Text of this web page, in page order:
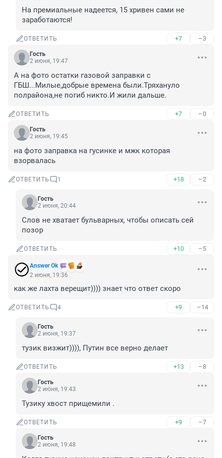
На премиальные надеется, 15 хривен сами не
заработаются!
ОТВЕТИТЬ +7 –3
Гость
2 июня, 19:47
А на фото остатки газовой заправки с
ГБШ...Милые,добрые времена были.Тряхануло
полрайона,не погиб никто.И жили дальше.
ОТВЕТИТЬ +7 –0
Гость
2 июня, 19:45
на фото заправка на гусинке и мжк которая
взорвалась
ОТВЕТИТЬ 1 +18 –2
Гость
2 июня, 20:44
Слов не хватает бульварных, чтобы описать сей
позор
ОТВЕТИТЬ +10 –5
Answer Ok
2 июня, 19:36
как же лахта верещит)))) знает что ответ скоро
ОТВЕТИТЬ 4 +9 –14
Гость
2 июня, 19:37
тузик визжит)))), Путин все верно делает
ОТВЕТИТЬ +13 –8
Гость
2 июня, 19:43
Тузику хвост прищемили .
ОТВЕТИТЬ +9 –7
Гость
2 июня, 19:48